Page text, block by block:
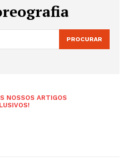
PROCURAR
NOSSOS ARTIGOS